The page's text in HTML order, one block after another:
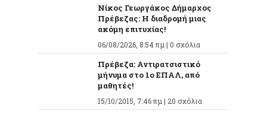
Νίκος Γεωργάκος Δήμαρχος
Πρέβεζας: Η διαδρομή μιας
ακόμη επιτυχίας!
06/08/2026, 8:54 πμ | 0 σχόλια
Πρέβεζα: Αντιρατσιστικό
μήνυμα στο 1ο ΕΠΑΛ, από
μαθητές!
15/10/2015, 7:46 πμ | 20 σχόλια